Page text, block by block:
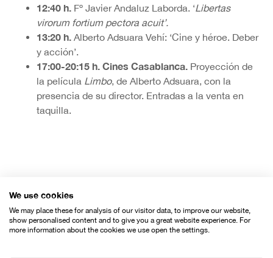
12:40 h. Fº Javier Andaluz Laborda. ‘Libertas
virorum fortium pectora acuit’.
13:20 h. Alberto Adsuara Vehí: ‘Cine y héroe. Deber
y acción’.
17:00-20:15 h. Cines Casablanca. Proyección de
la película Limbo, de Alberto Adsuara, con la
presencia de su director. Entradas a la venta en
taquilla.
We use cookies
We may place these for analysis of our visitor data, to improve our website,
show personalised content and to give you a great website experience. For
more information about the cookies we use open the settings.